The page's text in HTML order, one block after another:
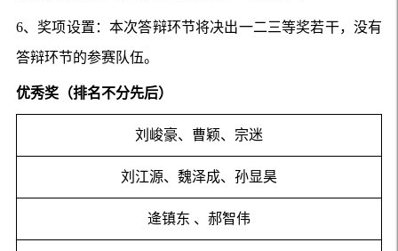
6、奖项设置：本次答辩环节将决出一二三等奖若干，没有
答辩环节的参赛队伍。
优秀奖（排名不分先后）
刘峻豪、曹颖、宗迷
刘江源、魏泽成、孙显昊
逄镇东 、郝智伟